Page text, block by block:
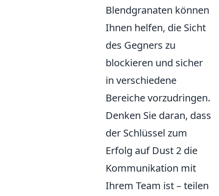
Blendgranaten können
Ihnen helfen, die Sicht
des Gegners zu
blockieren und sicher
in verschiedene
Bereiche vorzudringen.
Denken Sie daran, dass
der Schlüssel zum
Erfolg auf Dust 2 die
Kommunikation mit
Ihrem Team ist – teilen